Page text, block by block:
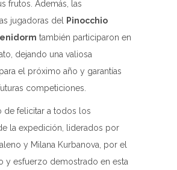
frutos. Además, las
jugadoras del
Pinocchio
también participaron en
dejando una valiosa
el próximo año y garantías
competiciones.
de felicitar a todos los
la expedición, liderados por
y Milana Kurbanova, por el
y esfuerzo demostrado en esta